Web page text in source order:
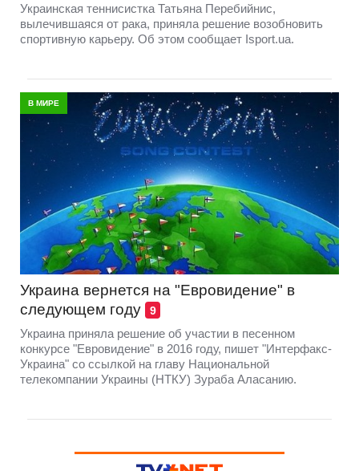
Украинская теннисистка Татьяна Перебийнис,
вылечившаяся от рака, приняла решение возобновить
спортивную карьеру. Об этом сообщает Isport.ua.
В МИРЕ
Украина вернется на "Евровидение" в
следующем году
9
Украина приняла решение об участии в песенном
конкурсе "Евровидение" в 2016 году, пишет "Интерфакс-
Украина" со ссылкой на главу Национальной
телекомпании Украины (НТКУ) Зураба Аласанию.